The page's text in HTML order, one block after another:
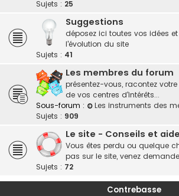
Sujets : 25
Suggestions
déposez ici toutes vos idées
l'évolution du site
Sujets : 41
Les membres du forum
présentez-vous, racontez
de vos centres d'intérêts...
Sous-forum :
Les instruments des
Sujets : 909
Le site - Conseils et aide
Vous êtes perdu ou quelque
pas sur le site, venez
Sujets : 72
Contrebasse